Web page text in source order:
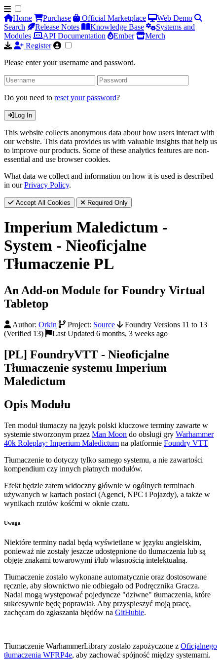
Home Purchase Official Marketplace
Web Demo
Search
Release Notes Knowledge Base
Systems and
Modules
API Documentation Ember
Merch
Register
Please enter your username and password.
Do you need to reset your password?
Log In
This website collects anonymous data about how users interact with
our website. This data provides us with valuable insights that help us
to improve our products. Some of these analytics features are non-
essential and use browser cookies.
What data we collect and information on how it is used is described
in ourPrivacy Policy.
Accept All Cookies Required Only
Imperium Maledictum -
System - Nieoficjalne
Tłumaczenie PL
An Add-on Module for Foundry Virtual
Tabletop
Author: Orkin Project: Source
Foundry Versions 11 to 13
(Verified 13)
Last Updated 6 months, 3 weeks ago
[PL] FoundryVTT - Nieoficjalne
Tłumaczenie systemu Imperium
Maledictum
Opis Modułu
Ten moduł tłumaczy na język polski kluczowe terminy zawarte w
systemie stworzonym przez Man Moon do obsługi gry Warhammer
40k Roleplay: Imperium Maledictum na platformie Foundry VTT
Tłumaczenie to dotyczy tylko samego systemu, a nie zawartości
kompendium czy innych płatnych modułów.
Efekt będzie zatem widoczny głównie w ogólnych terminach
używanych w kartach postaci (Agenci, NPC i Pojazdy), a także w
wynikach rzutów kośćmi w oknie czatu.
Uwaga
Niektóre terminy nadal będą wyświetlane w języku angielskim,
ponieważ nie zostały jeszcze udostępnione do tłumaczenia lub są
objęte znakami towarowymi i/lub własnością intelektualną.
Tłumaczenie zostało wykonane automatycznie oraz dostosowane
ręcznie, aby słownictwo nie odbiegało od Podręcznika Gracza.
Nadal mogą występować pojedyncze "dziwne" tłumaczenia, które
sukcesywnie będę poprawiał. Aby przyspieszyć moją pracę,
zachęcam do zgłaszania błędów na GitHubie.
Tłumaczenie WarhammerLibrary zostało zapożyczone z Oficjalnego
tłumaczenia WFRP4e, aby zachować spójność między systemami.